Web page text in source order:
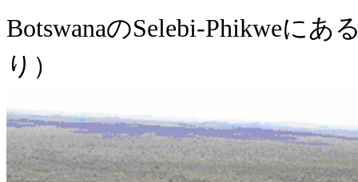
BotswanaのSelebi-Phikweにあ
り）